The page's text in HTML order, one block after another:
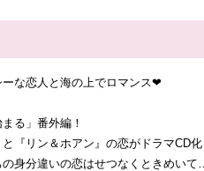
な恋人と海の上でロマンス❤
る」番外編！
『リン＆ホアン』の恋がドラマCD
身分違いの恋はせつなくときめい